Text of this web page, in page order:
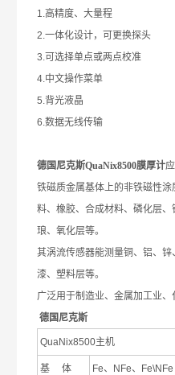
1.高精度、大量程
2.一体化设计，可更换探头
3.可选择单点或两点校准
4.中文操作菜单
5.背光液晶
6.数据无线传输
德国尼克斯QuaNix8500膜厚计
铁磁质金属基体上的非铁磁性
料、橡胶、合成材料、磷化层
琅、氧化层等。
其涡流传感器能测量铜、铝、
漆、塑料层等。
广泛用于制造业、金属加工业、
德国尼克斯
QuaNix8500主机
基 体 Fe、 NFe、 Fe\NFe